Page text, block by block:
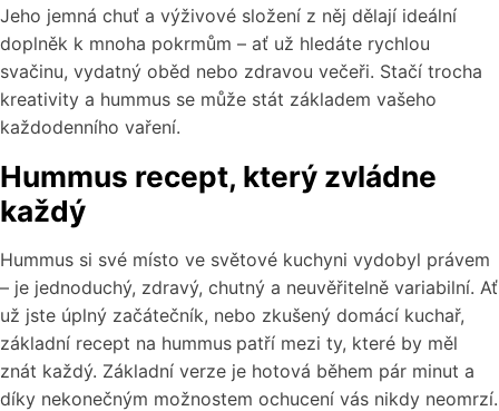
Jeho jemná chuť a výživové složení z něj dělají ideální
doplněk k mnoha pokrmům – ať už hledáte rychlou
svačinu, vydatný oběd nebo zdravou večeři. Stačí trocha
kreativity a hummus se může stát základem vašeho
každodenního vaření.
Hummus recept, který zvládne
každý
Hummus si své místo ve světové kuchyni vydobyl právem
– je jednoduchý, zdravý, chutný a neuvěřitelně variabilní. Ať
už jste úplný začátečník, nebo zkušený domácí kuchař,
základní recept na hummus patří mezi ty, které by měl
znát každý. Základní verze je hotová během pár minut a
díky nekonečným možnostem ochucení vás nikdy neomrzí.